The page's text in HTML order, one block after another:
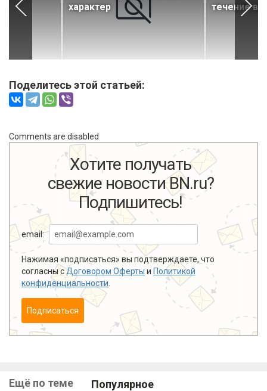
характер
течение
Поделитесь этой статьей:
Comments are disabled
Хотите получать
свежие новости BN.ru?
Подпишитесь!
email:
Нажимая «подписаться» вы подтверждаете, что
согласны сДоговором Оферты и Политикой
конфиденциальности
Подписаться
Ещё по теме Популярное